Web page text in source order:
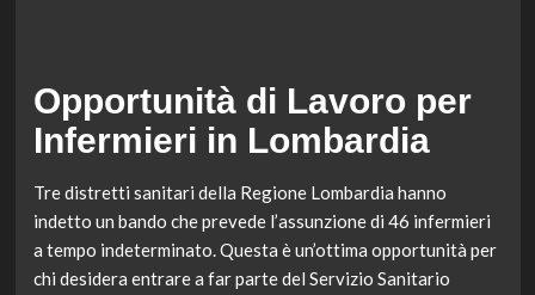
Opportunità di Lavoro per
Infermieri in Lombardia
Tre distretti sanitari della Regione Lombardia hanno
indetto un bando che prevede l’assunzione di 46 infermieri
a tempo indeterminato. Questa è un’ottima opportunità per
chi desidera entrare a far parte del Servizio Sanitario